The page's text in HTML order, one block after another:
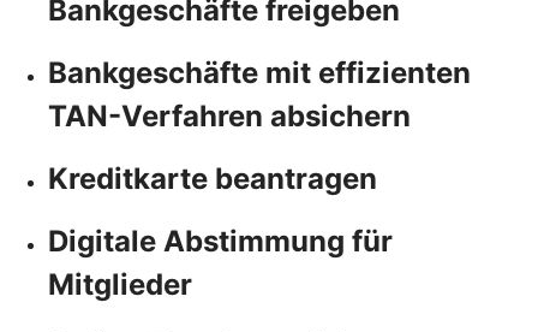
Bankgeschäfte freigeben
Bankgeschäfte mit effizienten
TAN-Verfahren absichern
Kreditkarte beantragen
Digitale Abstimmung für
Mitglieder